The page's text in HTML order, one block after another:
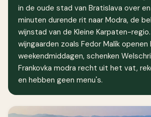
in de oude stad van Bratislava over
minuten durende rit naar Modra, de
wijnstad van de Kleine Karpaten-
wijngaarden zoals Fedor Malík openen
weekendmiddagen, schenken
Frankovka modra recht uit het vat,
en hebben geen menu's.